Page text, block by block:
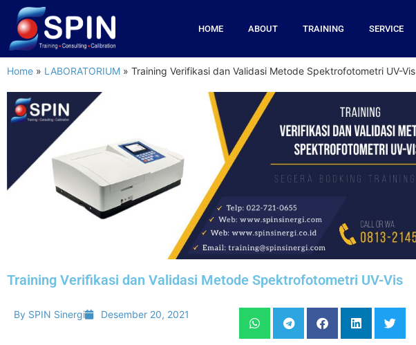
HOME ABOUT TRAINING SERVICE
Home » LABORATORIUM » Training Verifikasi dan Validasi Metode Spektrofotometri UV-Vis
Training Verifikasi dan Validasi Metode Spektrofotometri UV-Vis
By SPIN Sinergi Desember 20, 2021